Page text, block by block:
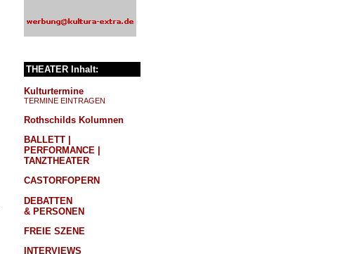
THEATER Inhalt:
Kulturtermine
TERMINE EINTRAGEN
Rothschilds Kolumnen
BALLETT |
PERFORMANCE |
TANZTHEATER
CASTORFOPERN
DEBATTEN
& PERSONEN
FREIE SZENE
INTERVIEWS